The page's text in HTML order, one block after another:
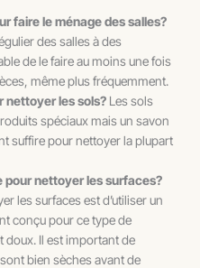
faire le ménage des salles?
des salles à des
de le faire au moins une fois
même plus fréquemment.
nettoyer les sols? Les sols
spéciaux mais un savon
suffire pour nettoyer la plupart
pour nettoyer les surfaces?
les surfaces est d’utiliser un
conçu pour ce type de
doux. Il est important de
bien sèches avant de